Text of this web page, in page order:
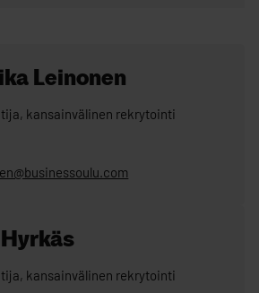
Leinonen
kansainvälinen rekrytointi
kansainvälinen rekrytointi